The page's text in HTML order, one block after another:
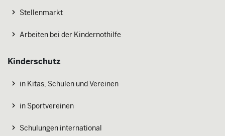
Stellenmarkt
Arbeiten bei der Kindernothilfe
Kinderschutz
in Kitas, Schulen und Vereinen
in Sportvereinen
Schulungen international